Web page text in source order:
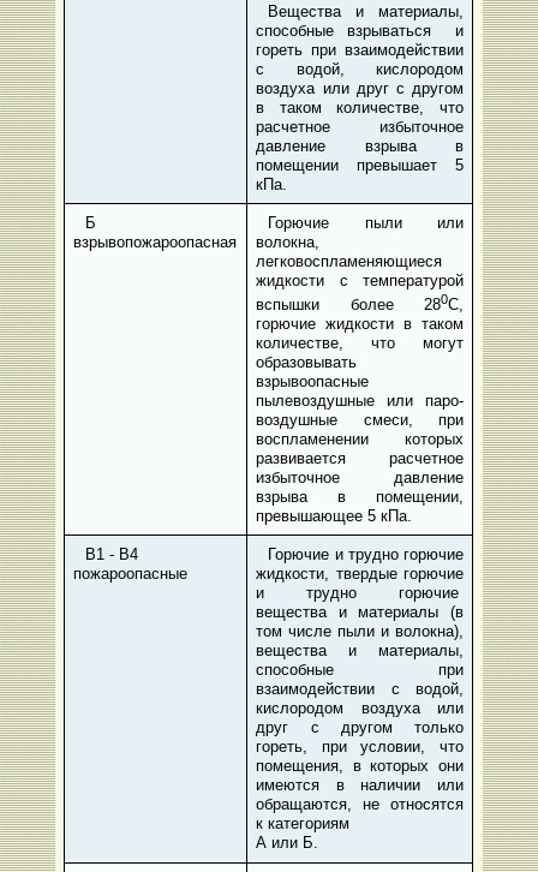
Вещества и материалы,
способные взрываться и
гореть при взаимодействии
с водой, кислородом
воздуха или друг с другом
в таком количестве, что
расчетное избыточное
давление взрыва в
помещении превышает 5
кПа.
Б
взрывопожароопасная
Горючие пыли или
волокна,
легковоспламеняющиеся
жидкости с температурой
вспышки более 280С,
горючие жидкости в таком
количестве, что могут
образовывать
взрывоопасные
пылевоздушные или паро-
воздушные смеси, при
воспламенении которых
развивается расчетное
избыточное давление
взрыва в помещении,
превышающее 5 кПа.
В1 - В4
пожароопасные
Горючие и трудно горючие
жидкости, твердые горючие
и трудно горючие
вещества и материалы (в
том числе пыли и волокна),
вещества и материалы,
способные при
взаимодействии с водой,
кислородом воздуха или
друг с другом только
гореть, при условии, что
помещения, в которых они
имеются в наличии или
обращаются, не относятся
к категориям
А или Б.